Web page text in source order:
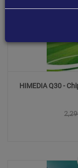
HIMEDIA Q30 -